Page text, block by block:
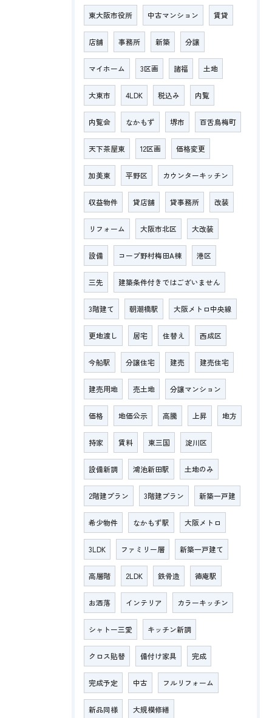
東大阪市役所 中古マンション 賃貸
店舗 事務所 新築 分譲
マイホーム 3区画 諸福 土地
大東市 4LDK 税込み 内覧
内覧会 なかもず 堺市 百舌鳥梅町
天下茶屋東 12区画 価格変更
加美東 平野区 カウンターキッチン
収益物件 貸店舗 貸事務所 改装
リフォーム 大阪市北区 大改装
設備 コープ野村梅田A棟 港区
三先 建築条件付きではございません
3階建て 朝潮橋駅 大阪メトロ中央線
更地渡し 居宅 住替え 西成区
今船駅 分譲住宅 建売 建売住宅
建売用地 売土地 分譲マンション
価格 地価公示 高騰 上昇 地方
持家 賃料 東三国 淀川区
設備新調 鴻池新田駅 土地のみ
2階建プラン 3階建プラン 新築一戸建
希少物件 なかもず駅 大阪メトロ
3LDK ファミリー層 新築一戸建て
高層階 2LDK 鉄骨造 徳庵駅
お洒落 インテリア カラーキッチン
シャトー三愛 キッチン新調
クロス貼替 備付け家具 完成
完成予定 中古 フルリフォーム
新品同様 大規模修繕